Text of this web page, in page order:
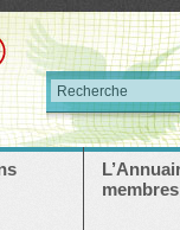
membres